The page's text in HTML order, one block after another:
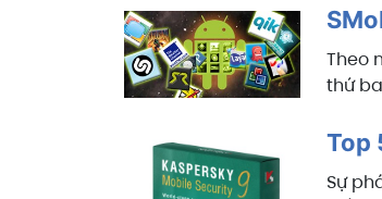
Theo
thứ
Top
Sự